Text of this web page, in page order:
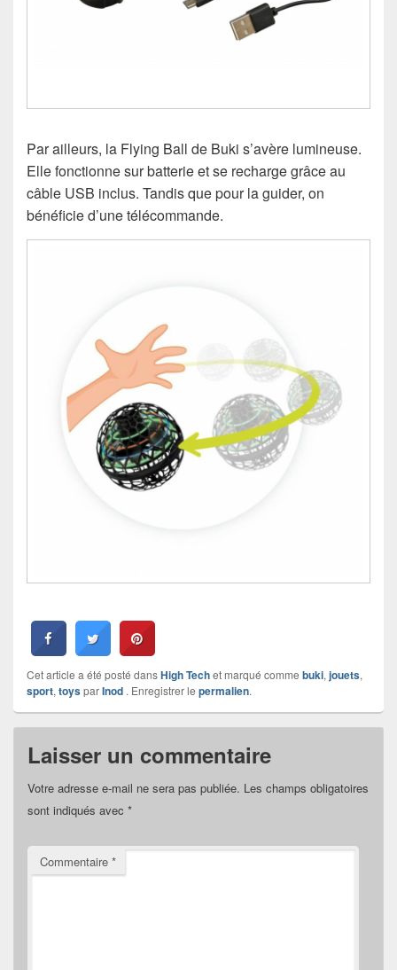
Par ailleurs, la Flying Ball de Buki s’avère lumineuse.
Elle fonctionne sur batterie et se recharge grâce au
câble USB inclus. Tandis que pour la guider, on
bénéficie d’une télécommande.
Cet article a été posté dansHigh Techet marqué comme buki, jouets,
sport, toysparInod . Enregistrer le permalien.
Laisser un commentaire
Votre adresse e-mail ne sera pas publiée. Les champs obligatoires
sont indiqués avec *
Commentaire *